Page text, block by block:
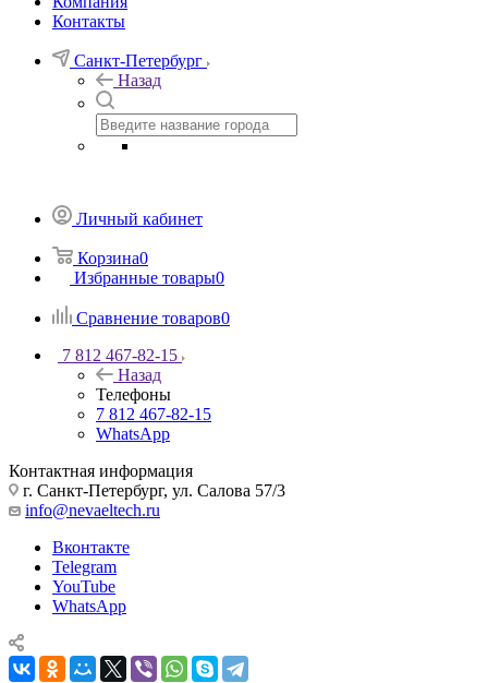
Контакты
Санкт-Петербург
Назад
Личный кабинет
Корзина0
Избранные товары0
Сравнение товаров0
7 812 467-82-15
Назад
Телефоны
7 812 467-82-15
WhatsApp
Контактная информация
г. Санкт-Петербург, ул. Салова 57/3
info@nevaeltech.ru
Вконтакте
Telegram
YouTube
WhatsApp